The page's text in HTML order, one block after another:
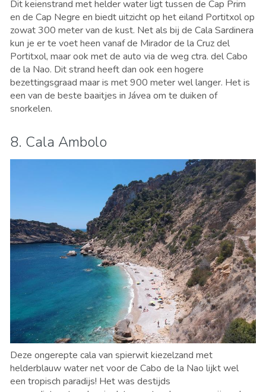
Dit keienstrand met helder water ligt tussen de Cap Prim
en de Cap Negre en biedt uitzicht op het eiland Portitxol op
zowat 300 meter van de kust. Net als bij de Cala Sardinera
kun je er te voetheen vanaf de Mirador de la Cruz del
Portitxol, maar ook met de auto via de weg ctra. del Cabo
de la Nao. Dit strand heeft dan ook een hogere
bezettingsgraad maar is met 900 meter wel langer. Het is
een van de beste baaitjes in Jávea om te duiken of
snorkelen.
8. Cala Ambolo
Deze ongerepte cala van spierwit kiezelzand met
helderblauw waternet voor de Cabo de la Nao lijkt wel
een tropisch paradijs! Hetwas destijds